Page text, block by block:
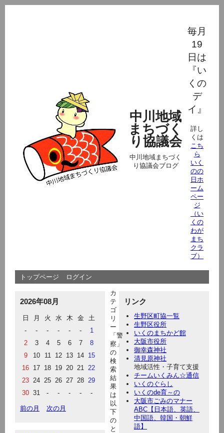
中川地域
まちづく
り協議会
中川地域まちづく
り協議会ブログ
毎月
19
日は
『い
くの
デ
イ』
詳し
くは
こち
ら
いく
のの
日ホ
ーム
ペー
ジ
（い
くの
わが
まち
クラ
ブ）
トップページ ログイン
2026年08月
日 月 火 水 木 金
土
-
- - - - -
1
2
3 4 5 6 7
8
9
10 11 12 13 14 15
16 17 18 19 20 21 22
23 24 25 26 27 28 29
30 31 - - - - -
前の月 次の月
リンク
生野区町協一覧
生野区役所
いくのまちかど館
大阪市役所
御幸森神社
清見原神社
地域活性・子育て支援
チームいくみん☆通信
いくのぐらし
いくのde育～の
大阪市ごみのマナー
ABC【日本語、英語、
中国語、韓国・朝鮮
語】
カ
テ
ゴ
リ
ー
「警
察」
の
検
索
結
果
は
以
下
の
と